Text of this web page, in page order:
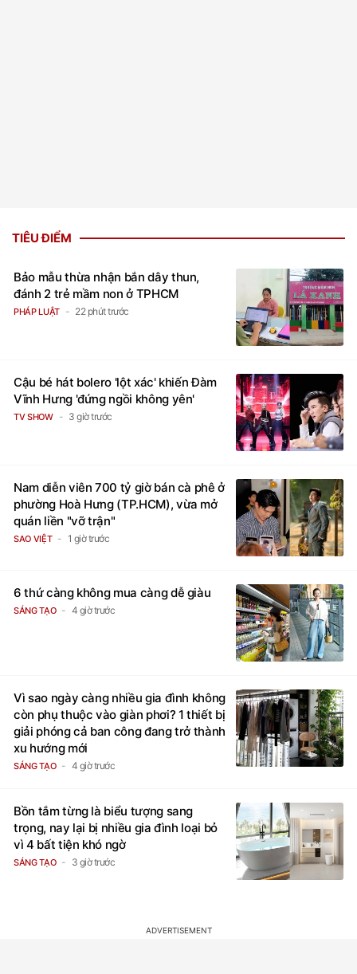
TIÊU ĐIỂM
Bảo mẫu thừa nhận bắn dây thun,
đánh 2 trẻ mầm non ở TPHCM
PHÁP LUẬT 22 phút trước
Cậu bé hát bolero 'lột xác' khiến Đàm
Vĩnh Hưng 'đứng ngồi không yên'
TV SHOW 3 giờ trước
Nam diễn viên 700 tỷ giờ bán cà phê ở
phường Hoà Hưng (TP.HCM), vừa mở
quán liền "vỡ trận"
SAO VIỆT 1 giờ trước
6 thứ càng không mua càng dễ giàu
SÁNG TẠO 4 giờ trước
Vì sao ngày càng nhiều gia đình không
còn phụ thuộc vào giàn phơi? 1 thiết bị
giải phóng cả ban công đang trở thành
xu hướng mới
SÁNG TẠO 4 giờ trước
Bồn tắm từng là biểu tượng sang
trọng, nay lại bị nhiều gia đình loại bỏ
vì 4 bất tiện khó ngờ
SÁNG TẠO 3 giờ trước